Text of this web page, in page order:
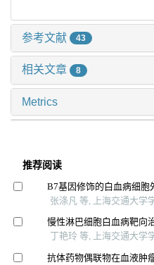
参考文献 43
相关文章 8
Metrics
推荐阅读
B7基因修饰的白血病细胞
张涤凡 等, 上海交通大学
慢性淋巴细胞白血病靶向
丁艳玲 等, 上海交通大学
抗体药物偶联物在血液肿